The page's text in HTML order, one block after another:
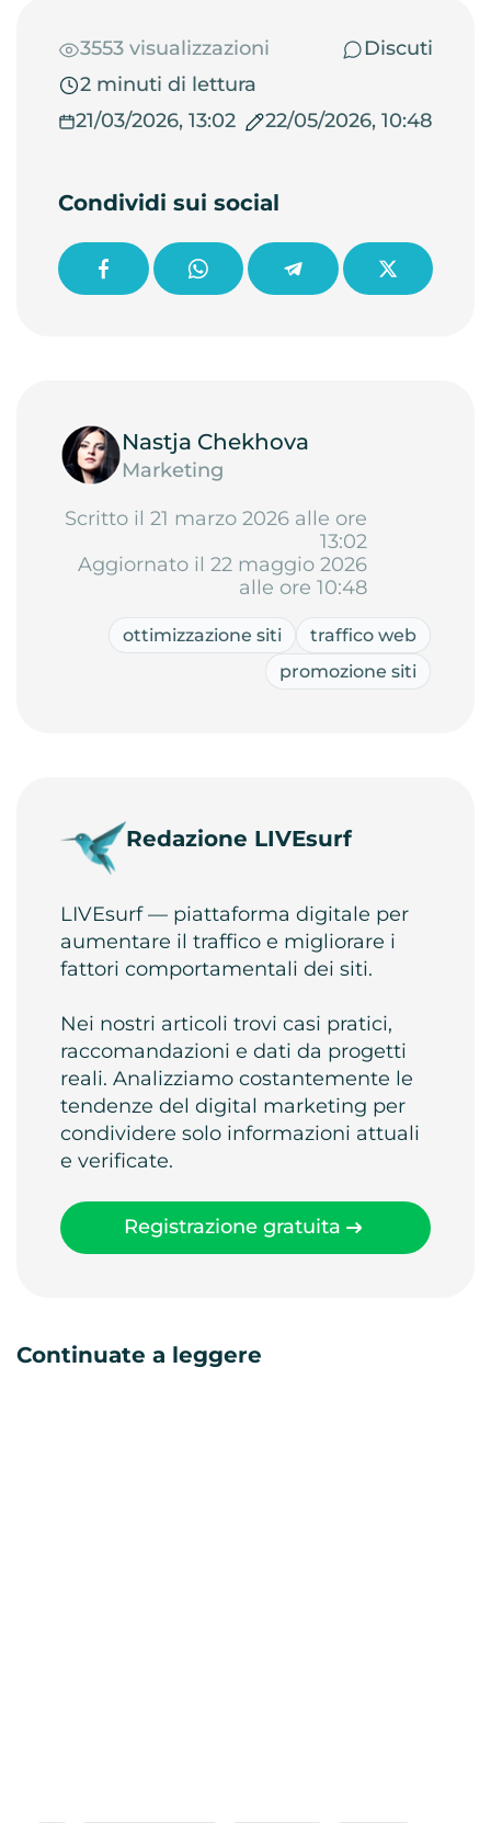
3553 visualizzazioni
Discuti
2 minuti di lettura
21/03/2026, 13:02
22/05/2026, 10:48
Condividi sui social
Nastja Chekhova
Marketing
Scritto il 21 marzo 2026 alle ore
13:02
Aggiornato il 22 maggio 2026
alle ore 10:48
ottimizzazione siti
traffico web
promozione siti
Redazione LIVEsurf
LIVEsurf — piattaforma digitale per
aumentare il traffico e migliorare i
fattori comportamentali dei siti.
Nei nostri articoli trovi casi pratici,
raccomandazioni e dati da progetti
reali. Analizziamo costantemente le
tendenze del digital marketing per
condividere solo informazioni attuali
e verificate.
Registrazione gratuita
Continuate a leggere